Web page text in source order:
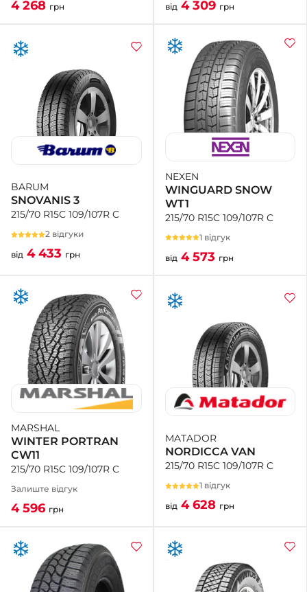
4 268 грн
від 4 309 грн
BARUM
SNOVANIS 3
215/70 R15C 109/107R C
2 відгуки
від 4 433 грн
NEXEN
WINGUARD SNOW
WT1
215/70 R15C 109/107R C
1 відгук
від 4 573 грн
MARSHAL
WINTER PORTRAN
CW11
215/70 R15C 109/107R C
Залиште відгук
4 596 грн
MATADOR
NORDICCA VAN
215/70 R15C 109/107R C
1 відгук
від 4 628 грн